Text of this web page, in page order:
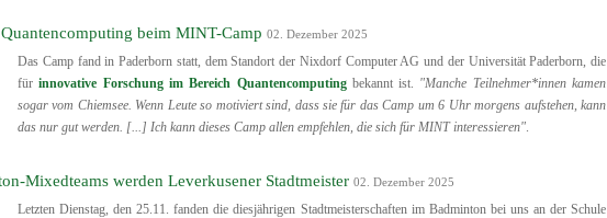
beim MINT-Camp 02. Dezember 2025
Das Camp fand in Paderborn statt, dem Standort der Nixdorf Computer AG und der Universität Paderborn, die
fürinnovative Forschung im Bereich Quantencomputing bekannt ist. "Manche Teilnehmer*innen kamen
sogar vom Chiemsee. Wenn Leute so motiviert sind, dass sie für das Camp um 6 Uhr morgens aufstehen, kann
das nur gut werden. [...] Ich kann dieses Camp allen empfehlen, die sich für MINT interessieren"
Mixedteams werden Leverkusener Stadtmeister 02. Dezember 2025
Letzten Dienstag, den 25.11. fanden die diesjährigen Stadtmeisterschaften im Badminton bei uns an der Schule